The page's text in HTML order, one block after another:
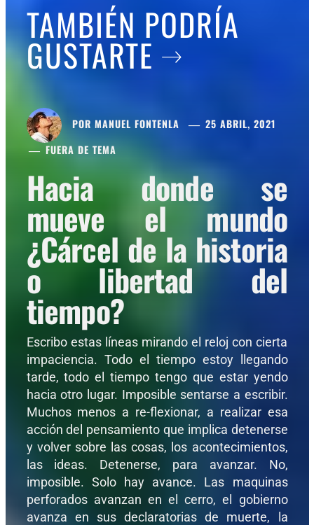
TAMBIÉN PODRÍA
GUSTARTE
POR MANUEL FONTENLA
25 ABRIL, 2021
FUERA DE TEMA
Hacia donde se
mueve el mundo
¿Cárcel de la historia
o libertad del
tiempo?
Escribo estas líneas mirando el reloj con cierta
impaciencia. Todo el tiempo estoy llegando
tarde, todo el tiempo tengo que estar yendo
hacia otro lugar. Imposible sentarse a escribir.
Muchos menos a re-flexionar, a realizar esa
acción del pensamiento que implica detenerse
y volver sobre las cosas, los acontecimientos,
las ideas. Detenerse, para avanzar. No,
imposible. Solo hay avance. Las maquinas
perforados avanzan en el cerro, el gobierno
avanza en sus declaratorias de muerte, la